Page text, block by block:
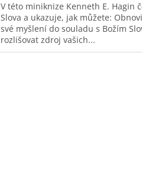
V této miniknize Kenneth E. Hagin
Slova a ukazuje, jak můžete:
své myšlení do souladu s Božím
rozlišovat zdroj vašich...